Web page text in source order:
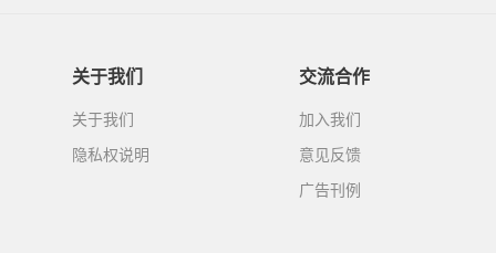
关于我们
关于我们
隐私权说明
交流合作
加入我们
意见反馈
广告刊例